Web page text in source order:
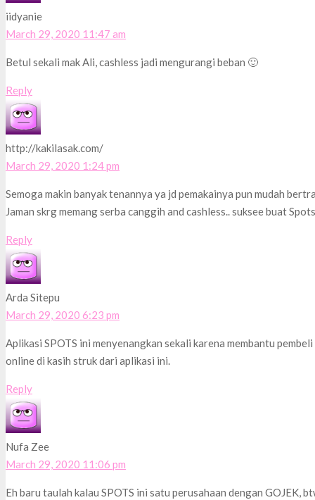
iidyanie
March 29, 2020 11:47 am
Betul sekali mak Ali, cashless jadi mengurangi beban 🙂
Reply
http://kakilasak.com/
March 29, 2020 1:24 pm
Semoga makin banyak tenannya ya jd pemakainya pun mudah
Jaman skrg memang serba canggih and cashless.. suksee buat Spots
Reply
Arda Sitepu
March 29, 2020 6:23 pm
Aplikasi SPOTS ini menyenangkan sekali karena membantu
online di kasih struk dari aplikasi ini.
Reply
Nufa Zee
March 29, 2020 11:06 pm
Eh baru taulah kalau SPOTS ini satu perusahaan dengan GOJEK,